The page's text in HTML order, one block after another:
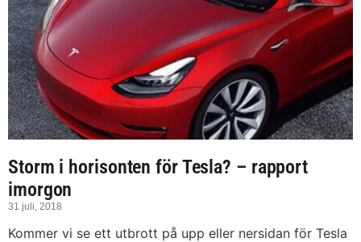
Storm i horisonten för Tesla? – rapport
imorgon
31 juli, 2018
Kommer vi se ett utbrott på upp eller nersidan för Tesla